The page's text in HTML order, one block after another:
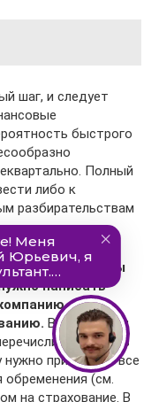
шаг, и следует
быстрого
Полный
либо к
разбирательствам
случае выплаты
написать
В обращении
деньги в
нужно приложить все
(см.
на страхование. В